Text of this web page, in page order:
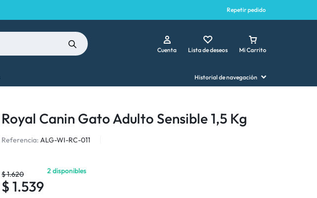
Repetir pedido
Cuenta Lista de deseos Mi Carrito
Historial de navegación
Royal Canin Gato Adulto Sensible 1,5 Kg
Referencia: ALG-WI-RC-011
$1.620
$ 1.539
2 disponibles